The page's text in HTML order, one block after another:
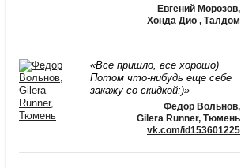
Евгений Морозов,
Хонда Дио , Талдом
«Все пришло, все хорошо)
Потом что-нибудь еще себе
закажу со скидкой:)»
Федор Вольнов,
Gilera Runner, Тюмень
vk.com/id153601225